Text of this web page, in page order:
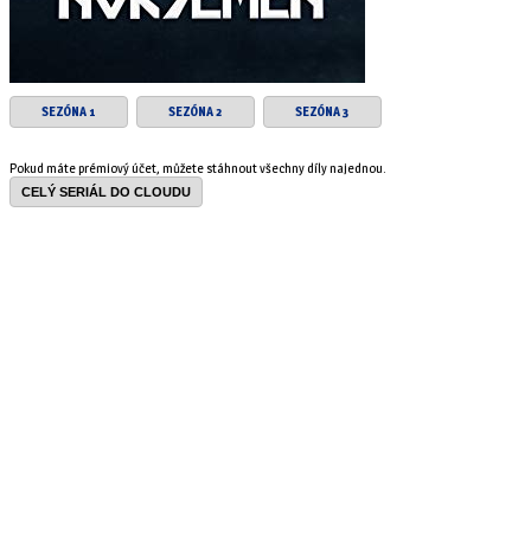
SEZÓNA 1 SEZÓNA 2 SEZÓNA 3
Pokud máte prémiový účet, můžete stáhnout všechny díly najednou.
CELÝ SERIÁL DO CLOUDU